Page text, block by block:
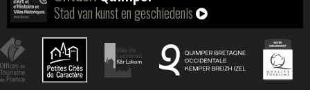
Stad van kunst en geschiedenis